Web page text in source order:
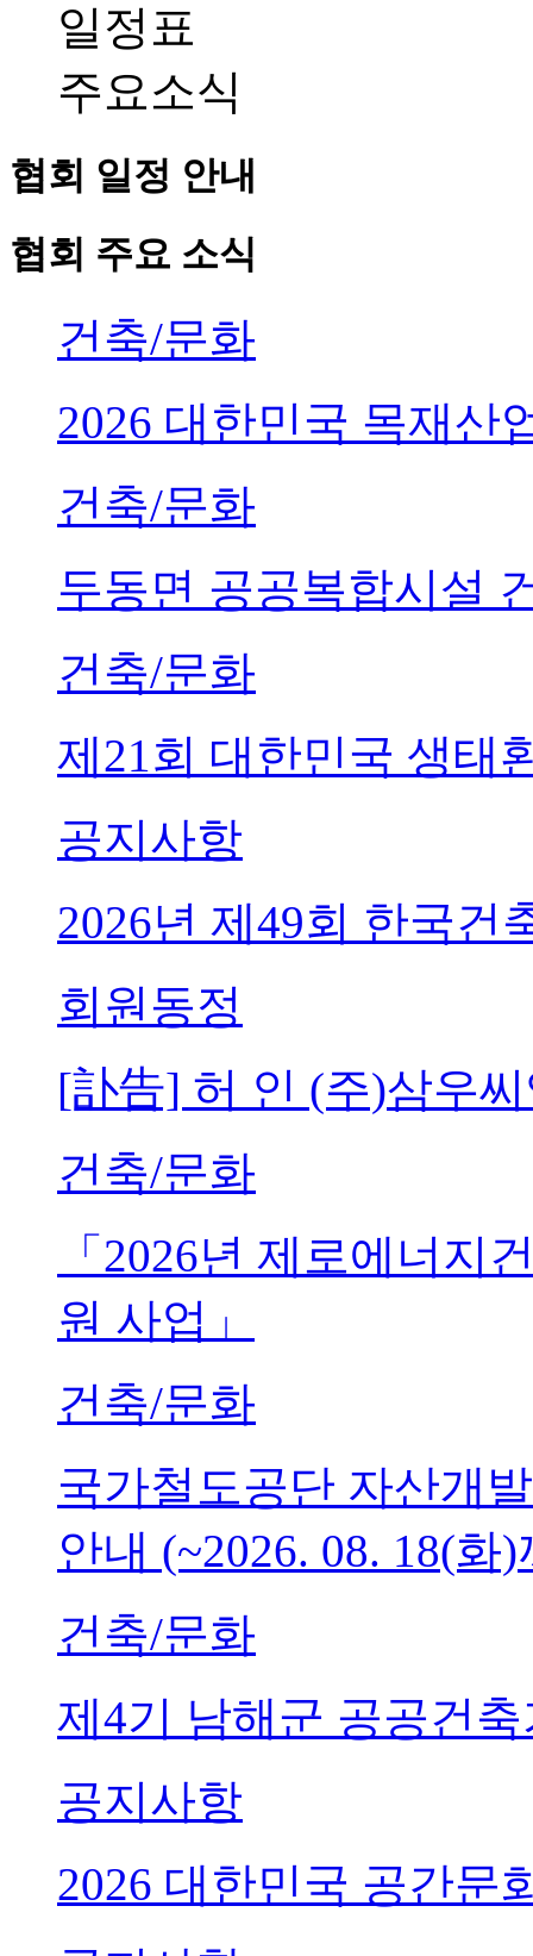
일정표
주요소식
협회 일정 안내
협회 주요 소식
건축/문화
2026 대한민국 목재산
건축/문화
두동면 공공복합시설
건축/문화
제21회 대한민국 생태
공지사항
2026년 제49회 한국건
회원동정
[訃告] 허 인 (주)삼우
건축/문화
「2026년 제로에너지
원 사업」
건축/문화
국가철도공단 자산개
안내 (~2026. 08. 18(화
건축/문화
제4기 남해군 공공건
공지사항
2026 대한민국 공간문